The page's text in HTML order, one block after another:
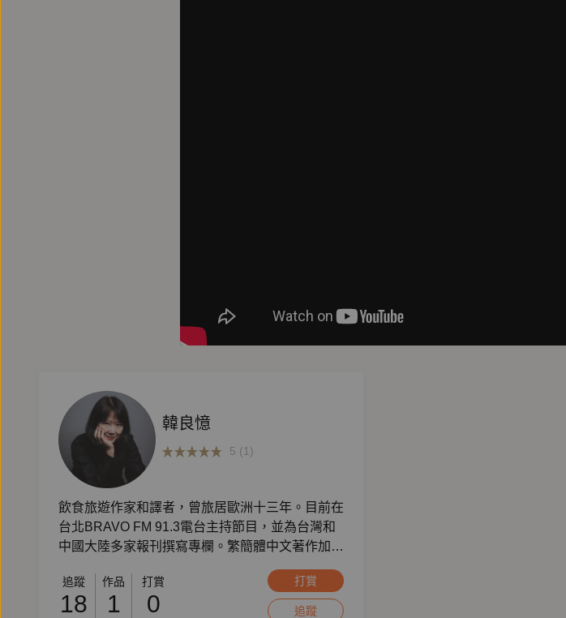
韓良憶
5 (1)
飲食旅遊作家和譯者，曾旅居歐洲十三年。目前在
台北BRAVO FM 91.3電台主持節目，並為台灣和
中國大陸多家報刊撰寫專欄。繁簡體中文著作加起
提供
追蹤
18
作品
1
打賞
0
打賞
追蹤